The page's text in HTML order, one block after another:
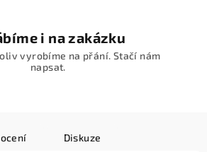
i na zakázku
vyrobíme na přání. Stačí nám
napsat.
Diskuze